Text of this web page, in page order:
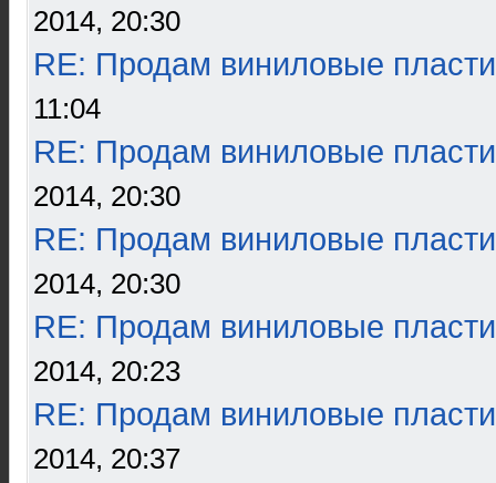
2014, 20:30
RE: Продам виниловые
11:04
RE: Продам виниловые
2014, 20:30
RE: Продам виниловые
2014, 20:30
RE: Продам виниловые
2014, 20:23
RE: Продам виниловые
2014, 20:37